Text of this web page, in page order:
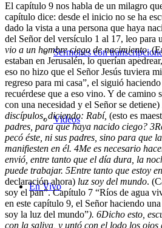
Sermones con
Videos
En Vivo
El capítulo 9 nos habla de un milagro
capítulo dice: desde el inicio no se ha
dado la vista a una persona que haya
del Señor del versículo 1 al 17, leo para
vio a un hombre ciego de nacimiento.
estaban en Jerusalén, lo querían
eso no hizo que el Señor Jesús tuviera
regreso para mi casa”, el siguió
recuérdese que a eso vino. Y de camino
con una necesidad y el Señor se detiene)
discípulos, diciendo: Rabí, (esto es
padres, para que haya nacido ciego? 3
pecó éste, ni sus padres, sino para que
manifiesten en él. 4Me es necesario
envió, entre tanto que el día dura, la
puede trabajar. 5Entre tanto que estoy
declaración ahora) luz soy del mundo.
soy el pan”. Capítulo 7 “Ríos de agua
en este capítulo 9, el Señor haciendo
soy la luz del mundo”). 6Dicho esto,
con la saliva, y untó con el lodo los ojos